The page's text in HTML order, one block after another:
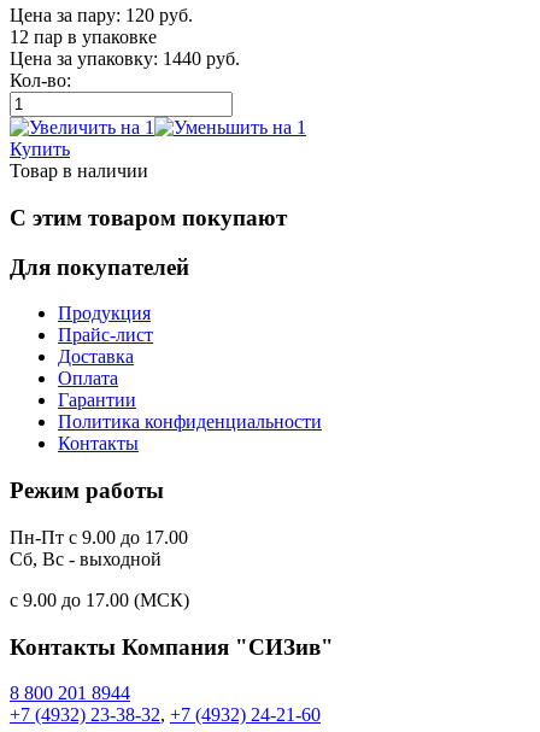
Цена за пару: 120 руб.
12 пар в упаковке
Цена за упаковку: 1440 руб.
Кол-во:
Купить
Товар в наличии
С этим товаром покупают
Для покупателей
Продукция
Прайс-лист
Доставка
Оплата
Гарантии
Политика конфиденциальности
Контакты
Режим работы
Пн-Пт с 9.00 до 17.00
Сб, Вс - выходной
c 9.00 до 17.00 (МСК)
Контакты Компания "СИЗив"
8 800 201 8944
+7 (4932) 23-38-32, +7 (4932) 24-21-60